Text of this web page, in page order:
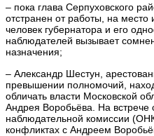
– пока глава Серпуховского
отстранен от работы, на
человек губернатора и его
наблюдателей вызывает
назначения;
– Александр Шестун,
превышении полномочий,
обличать власти Московской
Андрея Воробьёва. На
наблюдательной комиссии
конфликтах с Андреем